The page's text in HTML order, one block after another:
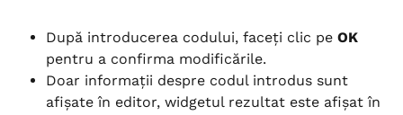
După introducerea codului, faceți clic pe OK
pentru a confirma modificările.
Doar informații despre codul introdus sunt
afișate în editor, widgetul rezultat este afișat în